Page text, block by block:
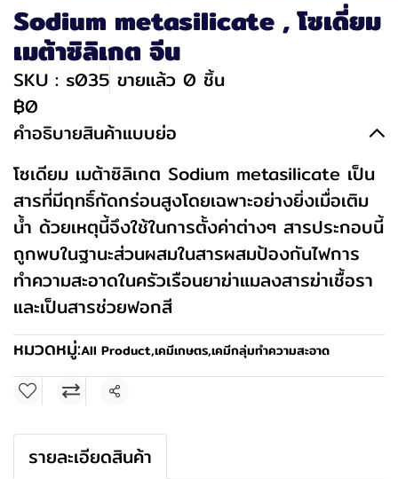
Sodium metasilicate , โซเดี่ยม
เมต้าซิลิเกต จีน
SKU : s035 ขายแล้ว 0 ชิ้น
฿0
คำอธิบายสินค้าแบบย่อ
โซเดียม เมต้าซิลิเกต Sodium metasilicate เป็น
สารที่มีฤทธิ์กัดกร่อนสูงโดยเฉพาะอย่างยิ่งเมื่อเติม
น้ำ ด้วยเหตุนี้จึงใช้ในการตั้งค่าต่างๆ สารประกอบนี้
ถูกพบในฐานะส่วนผสมในสารผสมป้องกันไฟการ
ทำความสะอาดในครัวเรือนยาฆ่าแมลงสารฆ่าเชื้อรา
และเป็นสารช่วยฟอกสี
หมวดหมู่:All Product,เคมีเกษตร,เคมีกลุ่มทำความสะอาด
แชร์
รายละเอียดสินค้า